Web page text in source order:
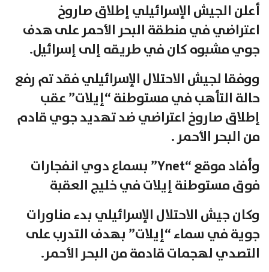
أعلن الجيش الإسرائيلي إطلاق صاروخ
اعتراضي في منطقة البحر الأحمر على هدف
جوي مشبوه كان في طريقه إلى إسرائيل.
ووفقا لجيش الاحتلال الإسرائيلي فقد تم رفع
حالة التأهب في مستوطنة “إيلات” عقب
إطلاق صاروخ اعتراضي ضد تهديد جوي قادم
من البحر الأحمر .
وأفاد موقع “Ynet” بسماع دوي انفجارات
فوق مستوطنة إيلات في خليج العقبة
وكان جيش الاحتلال الإسرائيلي بدء مناورات
جوية في سماء “إيلات” بهدف التدرب على
التصدي لهجمات قادمة من البحر الأحمر.